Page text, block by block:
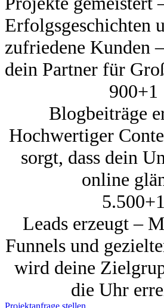
Erfolgsgeschichten
zufriedene Kunden
dein Partner für
900+1
Blogbeiträge
Hochwertiger
sorgt, dass dein
online
5.500+1
Leads erzeugt –
Funnels und
wird deine
die Uhr
Projektanfrage stellen